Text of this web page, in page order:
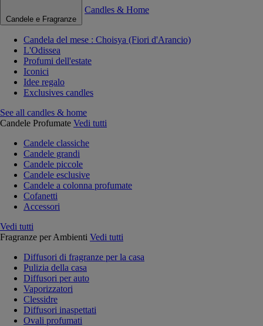
Candele e Fragranze
Candles & Home
Candela del mese : Choisya (Fiori d'Arancio)
L'Odissea
Profumi dell'estate
Iconici
Idee regalo
Exclusives candles
See all candles & home
Candele Profumate Vedi tutti
Candele classiche
Candele grandi
Candele piccole
Candele esclusive
Candele a colonna profumate
Cofanetti
Accessori
Vedi tutti
Fragranze per Ambienti Vedi tutti
Diffusori di fragranze per la casa
Pulizia della casa
Diffusori per auto
Vaporizzatori
Clessidre
Diffusori inaspettati
Ovali profumati